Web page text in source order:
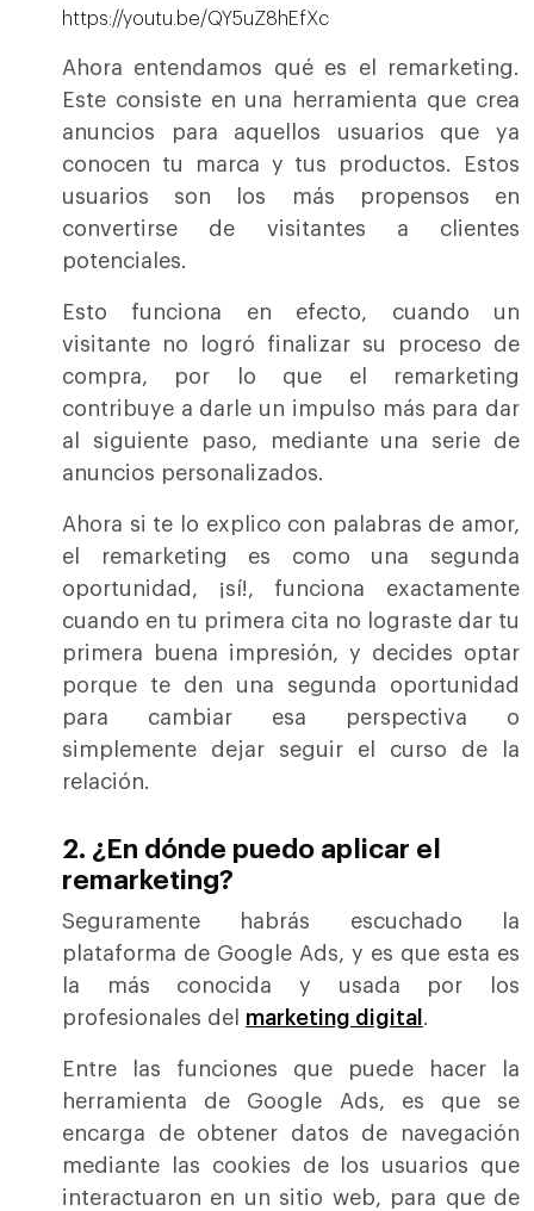
https://youtu.be/QY5uZ8hEfXc
Ahora entendamos qué es el remarketing.
Este consiste en una herramienta que crea
anuncios para aquellos usuarios que ya
conocen tu marca y tus productos. Estos
usuarios son los más propensos en
convertirse de visitantes a clientes
potenciales.
Esto funciona en efecto, cuando un
visitante no logró finalizar su proceso de
compra, por lo que el remarketing
contribuye a darle un impulso más para dar
al siguiente paso, mediante una serie de
anuncios personalizados.
Ahora si te lo explico con palabras de amor,
el remarketing es como una segunda
oportunidad, ¡sí!, funciona exactamente
cuando en tu primera cita no lograste dar tu
primera buena impresión, y decides optar
porque te den una segunda oportunidad
para cambiar esa perspectiva o
simplemente dejar seguir el curso de la
relación.
2. ¿En dónde puedo aplicar el
remarketing?
Seguramente habrás escuchado la
plataforma de Google Ads, y es que esta es
la más conocida y usada por los
profesionales del marketing digital .
Entre las funciones que puede hacer la
herramienta de Google Ads, es que se
encarga de obtener datos de navegación
mediante las cookies de los usuarios que
interactuaron en un sitio web, para que de